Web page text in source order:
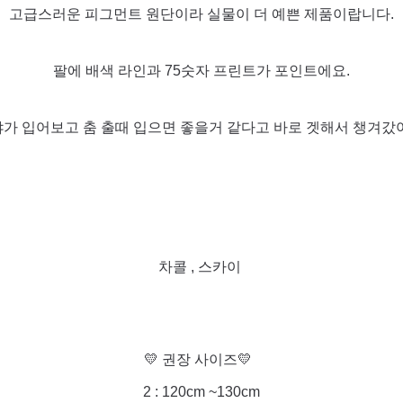
고급스러운 피그먼트 원단이라 실물이 더 예쁜 제품이랍니다.
팔에 배색 라인과 75숫자 프린트가 포인트에요.
가 입어보고 춤 출때 입으면 좋을거 같다고 바로 겟해서 챙겨갔
차콜 , 스카이
💛 권장 사이즈💛
2 : 120cm ~130cm